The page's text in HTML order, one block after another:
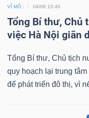
VĨ MÔ 04/08 15:40
Tổng Bí thư, Chủ
việc Hà Nội giãn
Tổng Bí thư, Chủ tịch
quy hoạch lại trung
để phát triển đô thị, vì